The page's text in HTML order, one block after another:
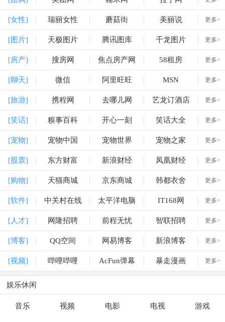
[女性] 瑞丽女性 蘑菇街 美丽说 更多>
[图片] 天极图片 腾讯图库 千龙图片 更多>
[房产] 搜房网 焦点房产网 58租房 更多>
[聊天] 微信 阿里旺旺 MSN 更多>
[旅游] 携程网 去哪儿网 艺龙订酒店 更多>
[笑话] 糗事百科 开心一刻 笑话大全 更多>
[宠物] 宠物中国 宠物世界 宠物之家 更多>
[股票] 东方财富 新浪财经 凤凰财经 更多>
[购物] 天猫商城 京东商城 韩都衣舍 更多>
[软件] 中关村在线 太平洋电脑 IT168网 更多>
[人才] 网隆招聘 前程无忧 智联招聘 更多>
[博客] QQ空间 网易博客 新浪博客 更多>
[视频] 哔哩哔哩 AcFun弹幕 暴走漫画 更多>
娱乐休闲
音乐 视频 电影 电视 游戏